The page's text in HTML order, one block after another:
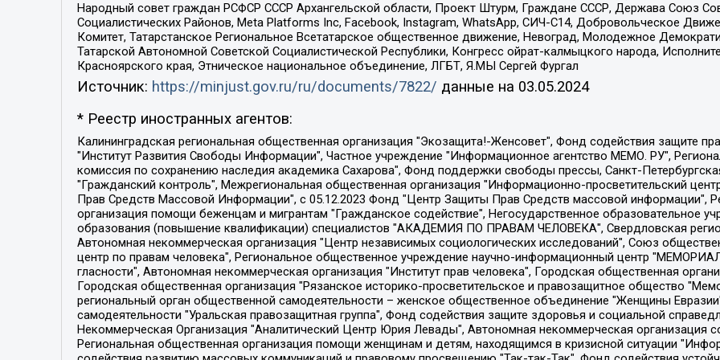
Народный совет граждан РСФСР СССР Архангельской области, Проект Штурм, Граждане СССР, Держава Союз
Социалистических Районов, Meta Platforms Inc, Facebook, Instagram, WhatsApp, СИЧ-С14, Добровольческое
Комитет, Татарстанское Региональное Всетатарское общественное движение, Невоград, Молодежное
Татарской Автономной Советской Социалистической Республики, Конгресс ойрат-калмыцкого народа,
Красноярского края, Этническое национальное объединение, ЛГБТ, Я.МЫ Сергей Фургал
Источник: https://minjust.gov.ru/ru/documents/7822/ данные на 03.05.2024
* Реестр иностранных агентов:
Калининградская региональная общественная организация "Экозащита!-Женсовет", Фонд содействия защите прав и свобод граждан "Общественный вердикт", Фонд "Институт Развития Свободы Информации", Частное учреждение "Информационное агентство МЕМО. РУ", Региональная общественная организация "Общественная комиссия по сохранению наследия академика Сахарова", Фонд поддержки свободы прессы, Санкт-Петербургская общественная правозащитная организация "Гражданский контроль", Межрегиональная общественная организация "Информационно-просветительский центр "Мемориал", Региональный Фонд "Центр Защиты Прав Средств Массовой Информации", с 05.12.2023 Фонд "Центр Защиты Прав Средств массовой информации", Региональная общественная благотворительная организация помощи беженцам и мигрантам "Гражданское содействие", Негосударственное образовательное учреждение дополнительного профессионального образования (повышение квалификации) специалистов "АКАДЕМИЯ ПО ПРАВАМ ЧЕЛОВЕКА", Свердловская региональная общественная организация "Сутяжник", Автономная некоммерческая организация "Центр независимых социологических исследований", Союз общественных объединений "Российский исследовательский центр по правам человека", Региональное общественное учреждение научно-информационный центр "МЕМОРИАЛ", Некоммерческая организация "Фонд защиты гласности", Автономная некоммерческая организация "Институт прав человека", Городская общественная организация "Екатеринбургское общество "МЕМОРИАЛ", Городская общественная организация "Рязанское историко-просветительское и правозащитное общество "Мемориал" (Рязанский Мемориал), Челябинский региональный орган общественной самодеятельности – женское общественное объединение "Женщины Евразии", Челябинский региональный орган общественной самодеятельности "Уральская правозащитная группа", Фонд содействия защите здоровья и социальной справедливости имени Андрея Рылькова, Автономная Некоммерческая Организация "Аналитический Центр Юрия Левады", Автономная некоммерческая организация социальной поддержки населения "Проект Апрель", Региональная общественная организация помощи женщинам и детям, находящимся в кризисной ситуации "Информационно-методический центр "Анна", Фонд содействия развитию массовых коммуникаций и правовому просвещению "Так-так-Так", Фонд содействия устойчивому развитию "Серебряная тайга", Свердловский региональный общественный фонд социальных проектов "Новое время", "Idel.Реалии", Кавказ.Реалии, Крым.Реалии, Телеканал Настоящее Время, Татаро-башкирская служба Радио Свобода (Azatliq Radiosi), Радио Свободная Европа/Радио Свобода (PCE/PC), "Сибирь.Реалии", "Фактограф", Благотворительный фонд помощи осужденным и их семьям, Автономная некоммерческая организация "Институт глобализации и социальных движений", Фонд "В защиту прав заключенных", Частное учреждение "Центр поддержки и содействия развитию средств массовой информации", Пензенский региональный общественный благотворительный фонд "Гражданский союз", "Север.Реалии", Некоммерческая организация Фонд "Правовая инициатива", Общество с ограниченной ответственностью "Радио Свободная Европа/Радио Свобода", Чешское информационное агентство "MEDIUM-ORIENT", Красноярская региональная общественная организация "Мы против СПИДа", Камалягин Денис Николаевич, Маркелов Сергей Евгеньевич, Пономарев Лев Александрович, Савицкая Людмила Алексеевна, Автономная некоммерческая организация "Центр по работе с проблемой насилия "НАСИЛИЮ.НЕТ", Межрегиональный профессиональный союз работников здравоохранения "Альянс врачей", Юридическое лицо, зарегистрированное в Латвийской Республике, SIA "Medusa Project" (регистрационный номер 40103797863, дата регистрации 10.06.2014), Некоммерческая организация "Фонд по борьбе с коррупцией", Автономная некоммерческая организация "Институт права и публичной политики", Баданин Роман Сергеевич, Гликин Максим Александрович, Железнова Мария Михайловна, Лукьянова Юлия Сергеевна, Маетная Елизавета Витальевна, Маняхин Петр Борисович, Чуракова Ольга Владимировна, Ярош Юлия Петровна, Юридическое лицо "The Insider SIA", зарегистрированное в Риге, Латвийская Республика (дата регистрации 26.06.2015), являющееся администратором доменного имени интернет-издания "The Insider SIA", https://theins.ru, Постернак Алексей Евгеньевич, Рубин Михаил Аркадьевич, Анин Роман Александрович, Юридическое лицо Istories fonds, зарегистрированное в Латвийской Республике (регистрационный номер 50008295751, дата регистрации 24.02.2020), Великовский Дмитрий Александрович, Долинина Ирина Николаевна, Мароховская Алеся Алексеевна, Шлейнов Роман Юрьевич, Шмагун Олеся Валентиновна, Общество с ограниченной ответственностью "Альтаир 2021", Общество с ограниченной ответственностью "Вега 2021", Общество с ограниченной ответственностью "Главный редактор 2021", Общество с ограниченной ответственностью "Ромашки монолит", Важенков Артем Валерьевич, Ивановская областная общественная организация "Центр гендерных исследований", Гурман Юрий Альбертович, Медиапроект "ОВД-Инфо", Егоров Владимир Владимирович, Жилинский Владимир Александрович, Общество с ограниченной ответственностью "ЗП", Иванова София Юрьевна, Карезина Инна Павловна, Кильтау Екатерина Викторовна, Петров Алексей Викторович, Пискунов Сергей Евгеньевич, Смирнов Сергей Сергеевич, Тихонов Михаил Сергеевич, Общество с ограниченной ответственностью "ЖУРНАЛИСТ-ИНОСТРАННЫЙ АГЕНТ", Арапова Галина Юрьевна, Вольтская Татьяна Анатольевна, Американская компания "Mason G.E.S. Anonymous Foundation" (США), являющаяся владельцем интернет-издания https://mnews.world/, Компания "Stichting Bellingcat", зарегистрированная в Нидерландах (дата регистрации 11.07.2018), Захаров Андрей Вячеславович, Клепиковская Екатерина Дмитриевна, Общество с ограниченной ответственностью "МЕМО", Перл Роман Александрович, Симонов Евгений Алексеевич, Соловьева Елена Анатольевна, Сотников Даниил Владимирович, Сурначева Елизавета Дмитриевна, Автономная некоммерческая организация по защите прав человека и информированию населения "Якутия – Наше Мнение", Общество с ограниченной ответственностью "Москоу диджитал медиа", с 26.01.2023 Общество с ограниченной ответственностью "Чайка Белые сады", Ветошкина Валерия Валерьевна, Заговора Максим Александрович, Межрегиональное общественное движение "Российская ЛГБТ - сеть", Оленичев Максим Владимирович, Павлов Иван Юрьевич, Скворцова Елена Сергеевна, Общество с ограниченной ответственностью "Как бы инагент", Кочетков Игорь Викторович, Общество с ограниченной ответственностью "Честные выборы", Еланчик Олег Александрович, Общество с ограниченной ответственностью "Нобелевский призыв", Гималова Регина Эмилевна, Григорьев Андрей Валерьевич, Григорьева Алина Александровна, Ассоциация по содействию защите прав призывников, альтернативнослужащих и военнослужащих "Правозащитная группа